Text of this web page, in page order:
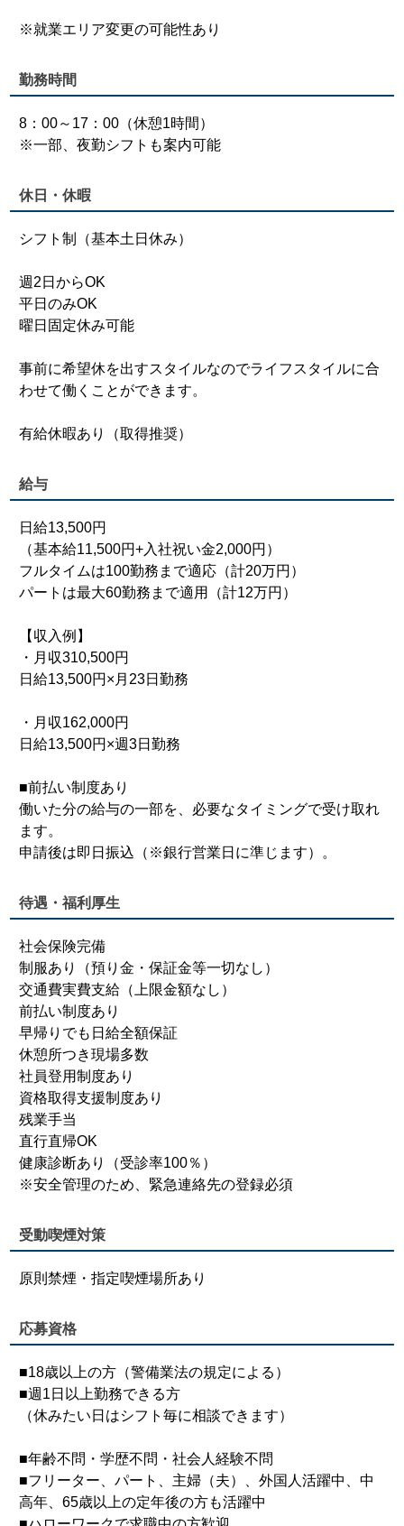
※就業エリア変更の可能性あり
勤務時間
8：00～17：00（休憩1時間）
※一部、夜勤シフトも案内可能
休日・休暇
シフト制（基本土日休み）
週2日からOK
平日のみOK
曜日固定休み可能
事前に希望休を出すスタイルなのでライフスタイルに合
わせて働くことができます。
有給休暇あり（取得推奨）
給与
日給13,500円
（基本給11,500円+入社祝い金2,000円）
フルタイムは100勤務まで適応（計20万円）
パートは最大60勤務まで適用（計12万円）
【収入例】
・月収310,500円
日給13,500円×月23日勤務
・月収162,000円
日給13,500円×週3日勤務
■前払い制度あり
働いた分の給与の一部を、必要なタイミングで受け取れ
ます。
申請後は即日振込（※銀行営業日に準じます）。
待遇・福利厚生
社会保険完備
制服あり（預り金・保証金等一切なし）
交通費実費支給（上限金額なし）
前払い制度あり
早帰りでも日給全額保証
休憩所つき現場多数
社員登用制度あり
資格取得支援制度あり
残業手当
直行直帰OK
健康診断あり（受診率100％）
※安全管理のため、緊急連絡先の登録必須
受動喫煙対策
原則禁煙・指定喫煙場所あり
応募資格
■18歳以上の方（警備業法の規定による）
■週1日以上勤務できる方
（休みたい日はシフト毎に相談できます）
■年齢不問・学歴不問・社会人経験不問
■フリーター、パート、主婦（夫）、外国人活躍中、中
高年、65歳以上の定年後の方も活躍中